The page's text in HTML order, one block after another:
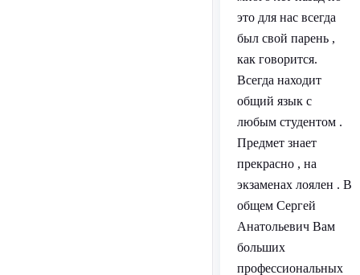
это для нас всегда
был свой парень ,
как говорится.
Всегда находит
общий язык с
любым студентом .
Предмет знает
прекрасно , на
экзаменах лоялен . В
общем Сергей
Анатольевич Вам
больших
профессиональных